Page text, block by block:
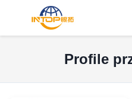
Profile